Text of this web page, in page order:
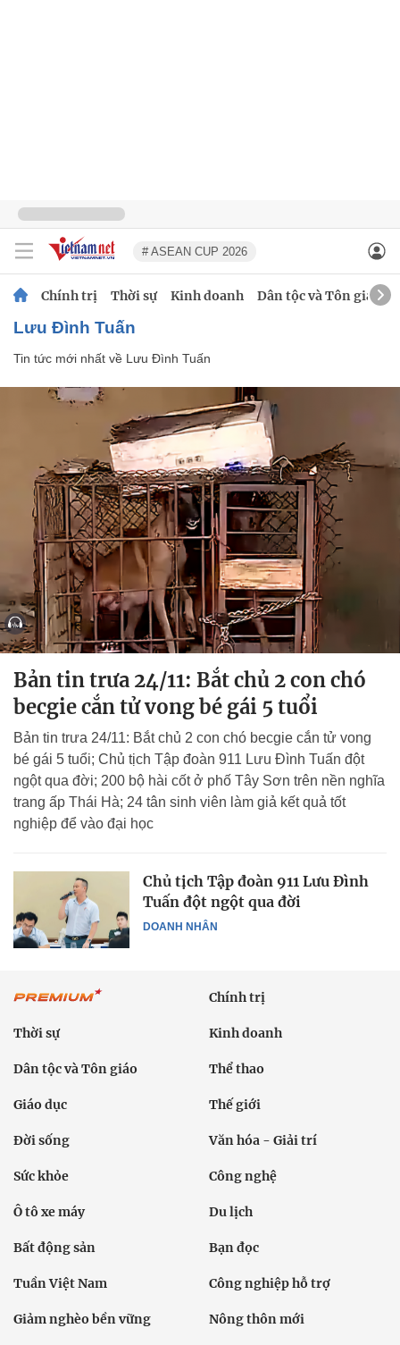
# ASEAN CUP 2026
Chính trị Thời sự Kinh doanh Dân tộc và Tôn giáo
Lưu Đình Tuấn
Tin tức mới nhất về Lưu Đình Tuấn
Bản tin trưa 24/11: Bắt chủ 2 con chó
becgie cắn tử vong bé gái 5 tuổi
Bản tin trưa 24/11: Bắt chủ 2 con chó becgie cắn tử vong
bé gái 5 tuổi; Chủ tịch Tập đoàn 911 Lưu Đình Tuấn đột
ngột qua đời; 200 bộ hài cốt ở phố Tây Sơn trên nền nghĩa
trang ấp Thái Hà; 24 tân sinh viên làm giả kết quả tốt
nghiệp để vào đại học
DOANH NHÂN
Chủ tịch Tập đoàn 911 Lưu Đình
Tuấn đột ngột qua đời
Chính trị
Thời sự Kinh doanh
Dân tộc và Tôn giáo Thể thao
Giáo dục Thế giới
Đời sống Văn hóa - Giải trí
Sức khỏe Công nghệ
Ô tô xe máy Du lịch
Bất động sản Bạn đọc
Tuần Việt Nam Công nghiệp hỗ trợ
Giảm nghèo bền vững Nông thôn mới